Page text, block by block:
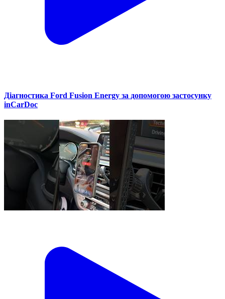
Діагностика Ford Fusion Energy за допомогою застосунку
inCarDoc